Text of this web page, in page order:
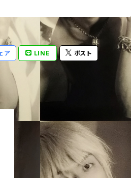
ア LINE ポスト